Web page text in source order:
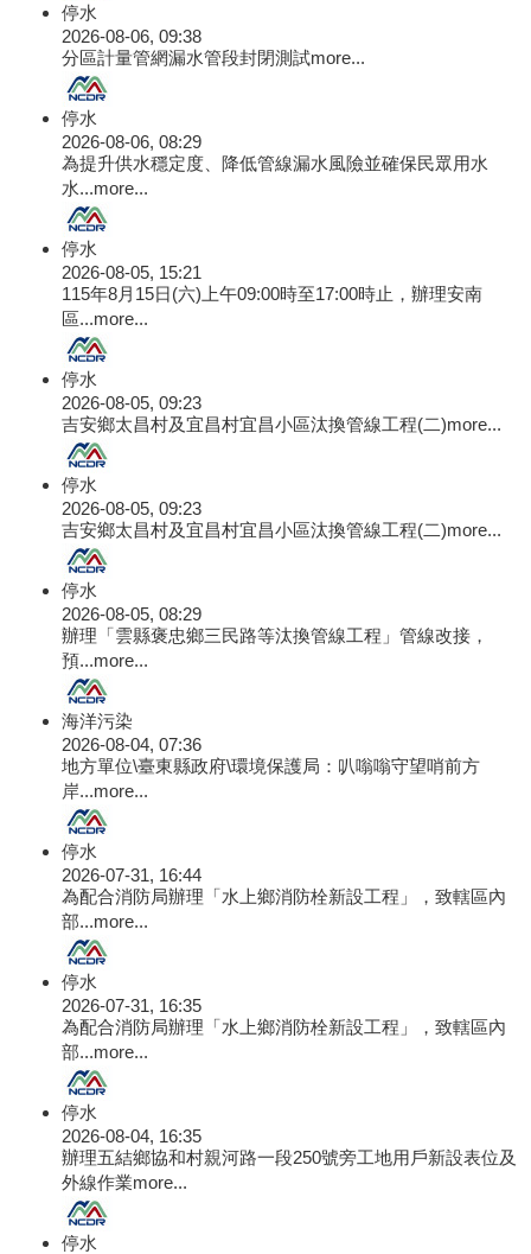
停水
2026-08-06, 09:38
分區計量管網漏水管段封閉測試more...
停水
2026-08-06, 08:29
為提升供水穩定度、降低管線漏水風險並確保民眾用水
水...more...
停水
2026-08-05, 15:21
115年8月15日(六)上午09:00時至17:00時止，辦理安南
區...more...
停水
2026-08-05, 09:23
吉安鄉太昌村及宜昌村宜昌小區汰換管線工程(二)more...
停水
2026-08-05, 09:23
吉安鄉太昌村及宜昌村宜昌小區汰換管線工程(二)more...
停水
2026-08-05, 08:29
辦理「雲縣褒忠鄉三民路等汰換管線工程」管線改接，
預...more...
海洋污染
2026-08-04, 07:36
地方單位\臺東縣政府\環境保護局：叭嗡嗡守望哨前方
岸...more...
停水
2026-07-31, 16:44
為配合消防局辦理「水上鄉消防栓新設工程」，致轄區內
部...more...
停水
2026-07-31, 16:35
為配合消防局辦理「水上鄉消防栓新設工程」，致轄區內
部...more...
停水
2026-08-04, 16:35
辦理五結鄉協和村親河路一段250號旁工地用戶新設表位及
外線作業more...
停水